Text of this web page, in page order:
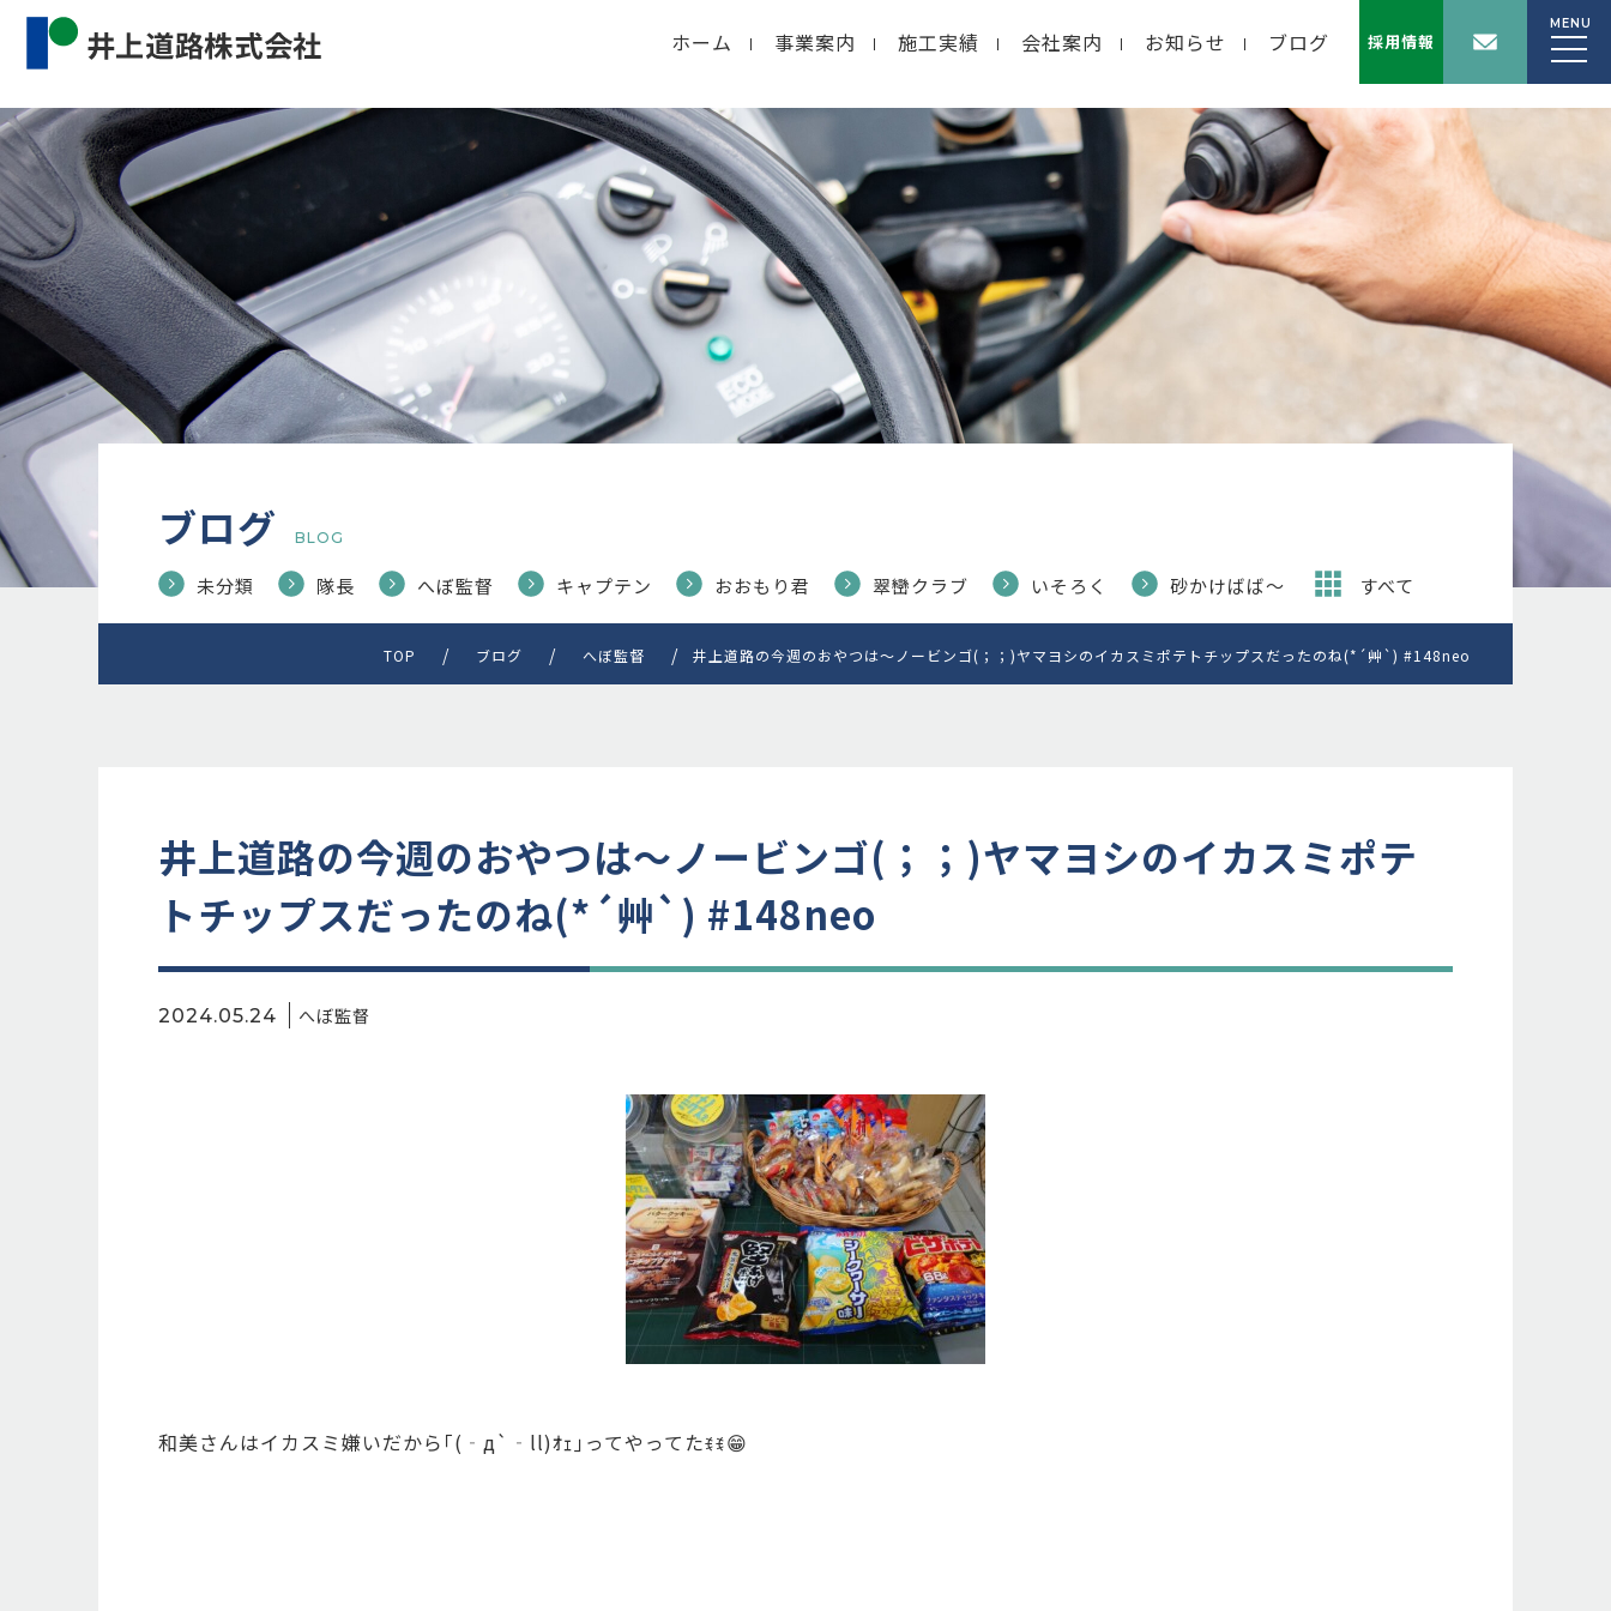
ホーム 事業案内 施工実績 会社案内 お知らせ ブログ 採用情報
MENU
Warning: Undefined property: WP_Error::$cat_name in
/home/macolab2/inouedoro.co.jp/public_html/wp-
content/themes/inourdoro_theme_2024/single.phpon line14
ブログ BLOG
未分類 隊長 へぼ監督 キャプテン おおもり君 翠巒クラブ いそろく 砂かけばば〜 すべて
TOP ブログ へぼ監督 井上道路の今週のおやつは～ノービンゴ(；；)ヤマヨシのイカスミポテトチップスだったのね(*´艸`) #148neo
井上道路の今週のおやつは～ノービンゴ(；；)ヤマヨシのイカスミポテ
トチップスだったのね(*´艸`) #148neo
2024.05.24 へぼ監督
和美さんはイカスミ嫌いだから｢(‐д`‐ll)ｵｪ｣ってやってたꉂꉂ😁